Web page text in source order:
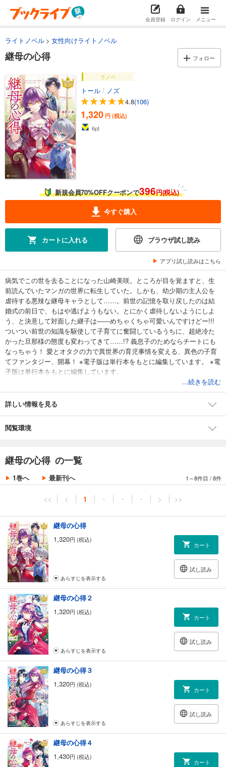
会員登録 ログイン メニュー
ライトノベル 女性向けライトノベル
継母の心得 フォロー
ラノベ
トール / ノズ
4.8(106)
1,320 円 (税込)
6pt
新規会員70%OFFクーポンで396円(税込)
今すぐ購入
カートに入れる ブラウザ試し読み
アプリ試し読みはこちら
病気でこの世を去ることになった山崎美咲。ところが目を覚ますと、生
前読んでいたマンガの世界に転生していた。しかも、幼少期の主人公を
虐待する悪辣な継母キャラとして……。前世の記憶を取り戻したのは結
婚式の前日で、もはや逃げようもない。とにかく虐待しないようにしよ
う、と決意して対面した継子は――めちゃくちゃ可愛いんですけどー!!!
ついつい前世の知識を駆使して子育てに奮闘しているうちに、超絶冷た
かった旦那様の態度も変わってきて……!? 義息子のためならチートにも
なっちゃう！ 愛とオタクの力で異世界の育児事情を変える、異色の子育
てファンタジー、開幕！ ※電子版は単行本をもとに編集しています。 ※電
子版は単行本をもとに編集しています。
...続きを読む
詳しい情報を見る
閲覧環境
継母の心得 の一覧
1巻へ 最新刊へ 1～8件目 /8件
<< < 1 ・ ・ ・ > >>
継母の心得
1,320円 (税込)
カート
試し読み
あらすじを表示する
継母の心得２
1,320円 (税込)
カート
試し読み
あらすじを表示する
継母の心得３
1,320円 (税込)
カート
試し読み
あらすじを表示する
継母の心得４
1,430円 (税込)
カート